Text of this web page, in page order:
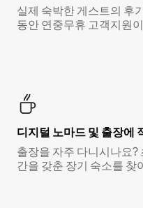
실제 숙박한 게스트의 후
동안 연중무휴 고객지원
디지털 노마드 및 출장에
출장을 자주 다니시나요?
간을 갖춘 장기 숙소를 찾